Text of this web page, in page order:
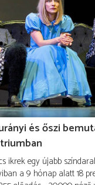
és őszi
ikrek egy újabb
a 9 hónap alatt 18